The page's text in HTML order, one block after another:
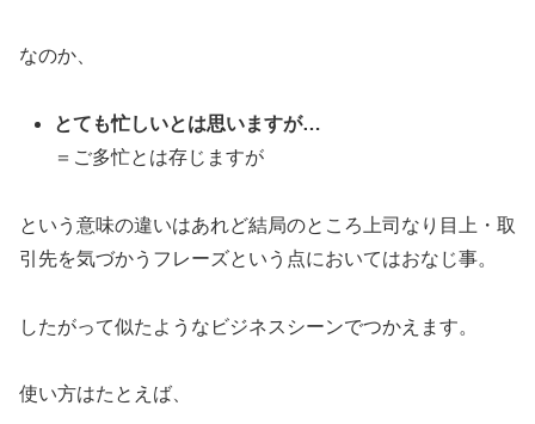
なのか、
とても忙しいとは思いますが…
＝ご多忙とは存じますが
という意味の違いはあれど結局のところ上司なり目上・取
引先を気づかうフレーズという点においてはおなじ事。
したがって似たようなビジネスシーンでつかえます。
使い方はたとえば、